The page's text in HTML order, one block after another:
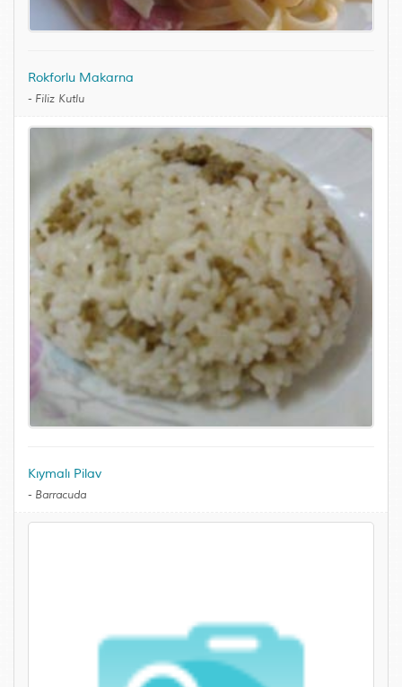
Rokforlu Makarna
- Filiz Kutlu
Kıymalı Pilav
- Barracuda